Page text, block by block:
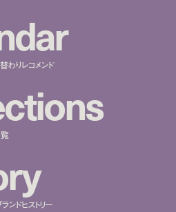
dar
わりレコメンド
ctions
ry
ンドヒストリー